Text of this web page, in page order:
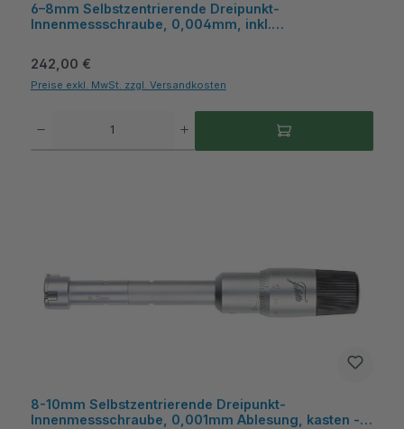
6–8mm Selbstzentrierende Dreipunkt-
Innenmessschraube, 0,004mm, inkl.
Regulärer Preis:
242,00 €
Preise exkl. MwSt. zzgl. Versandkosten
8-10mm Selbstzentrierende Dreipunkt-
Innenmessschraube, 0,001mm Ablesung, kasten -